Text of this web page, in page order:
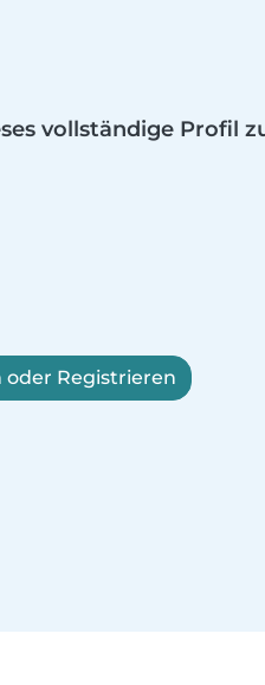
vollständige Profil
oder Registrieren